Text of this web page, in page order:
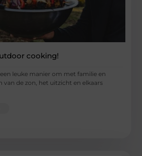
cooking!
leuke manier om met familie en
van de zon, het uitzicht en elkaars